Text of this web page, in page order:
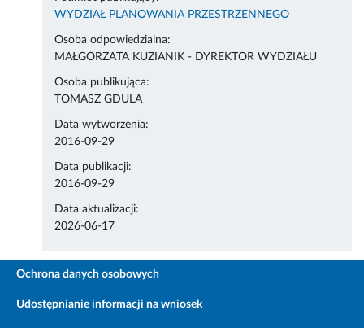
WYDZIAŁ PLANOWANIA PRZESTRZENNEGO
Osoba odpowiedzialna:
MAŁGORZATA KUZIANIK - DYREKTOR WYDZIAŁU
Osoba publikująca:
TOMASZ GDULA
Data wytworzenia:
2016-09-29
Data publikacji:
2016-09-29
Data aktualizacji:
2026-06-17
Ochrona danych osobowych
Udostępnianie informacji na wniosek